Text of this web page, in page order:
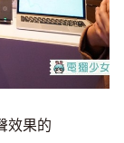
效果的